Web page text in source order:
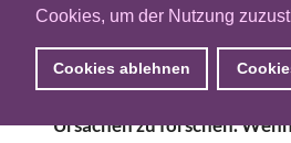
Cookies, um der Nutzung
Cookies ablehnen
dann auch die
passiert oftmals nix. Was
zu riesigen Umsätzen führt,
Werbungtreibenden Anlass
Ursachen zu forschen.